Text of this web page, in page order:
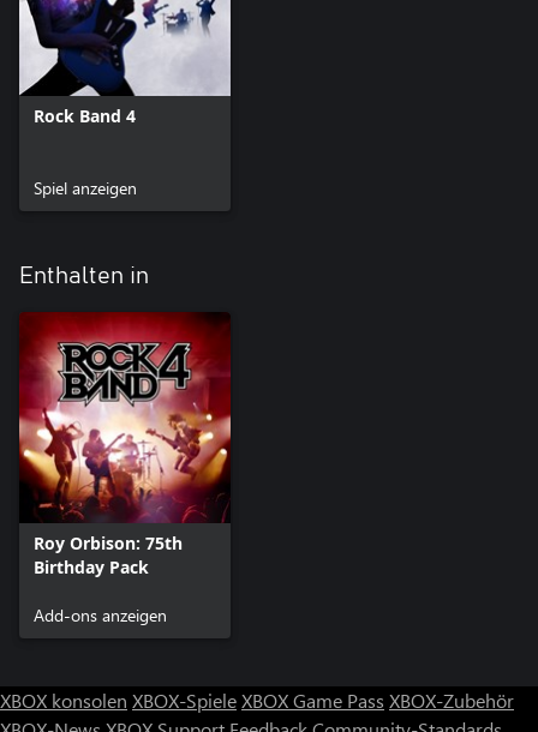
Rock Band 4
Spiel anzeigen
Enthalten in
Roy Orbison: 75th
Birthday Pack
Add-ons anzeigen
XBOX konsolen XBOX-SpieleXBOX Game Pass XBOX-Zubehör